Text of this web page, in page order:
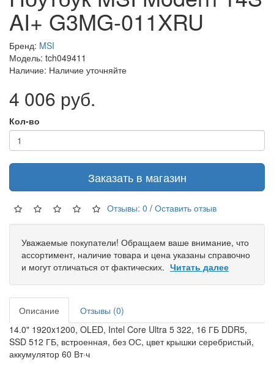
AI+ G3MG-011XRU
Бренд: MSI
Модель: tch049411
Наличие: Наличие уточняйте
4 006 руб.
Кол-во
Заказать в магазин
Отзывы: 0 / Оставить отзыв
Уважаемые покупатели! Обращаем ваше внимание, что
ассортимент, наличие товара и цена указаны справочно
и могут отличаться от фактических. Читать далее
Описание
Отзывы (0)
14.0" 1920x1200, OLED, Intel Core Ultra 5 322, 16 ГБ DDR5,
SSD 512 ГБ, встроенная, без ОС, цвет крышки серебристый,
аккумулятор 60 Вт·ч